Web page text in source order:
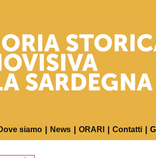
siamo News ORARI Contatti